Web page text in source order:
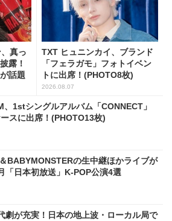
真っ
露！
話題
TXT ヒュニンカイ、ブランド
「フェラガモ」フォトイベン
トに出席！(PHOTO8枚)
2026.08.07
、1stシングルアルバム「CONNECT」
スに出席！(PHOTO13枚)
BABYMONSTERの生中継ほかライブが
「日本初放送」K-POP公演4選
劇が充実！日本の地上波・ローカル局で